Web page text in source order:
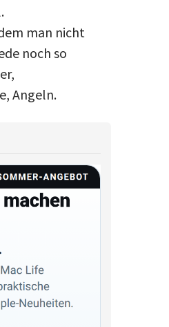
man nicht
noch so
Angeln.